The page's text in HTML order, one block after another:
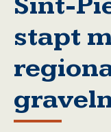
stapt